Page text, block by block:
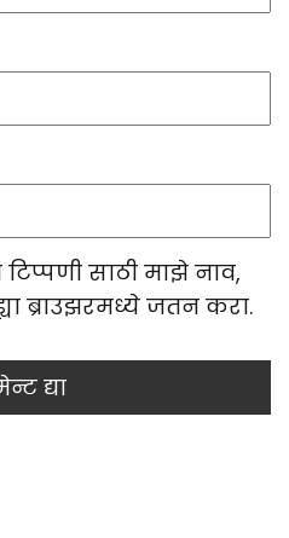
साठी माझे नाव,
ब्राउझरमध्ये जतन करा.